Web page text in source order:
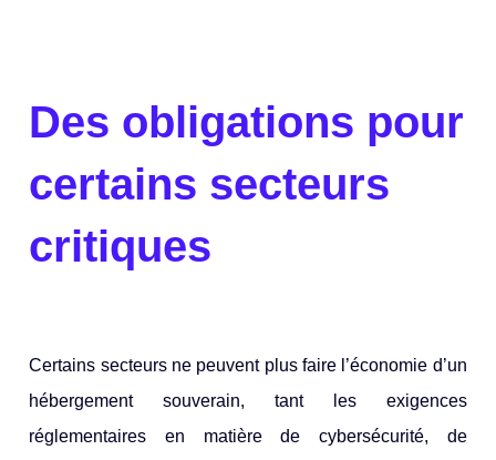
Des obligations pour
certains secteurs
critiques
Certains secteurs ne peuvent plus faire l’économie d’un
hébergement souverain, tant les exigences
réglementaires en matière de cybersécurité, de